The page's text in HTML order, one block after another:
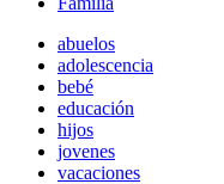
abuelos
adolescencia
bebé
educación
hijos
jovenes
vacaciones